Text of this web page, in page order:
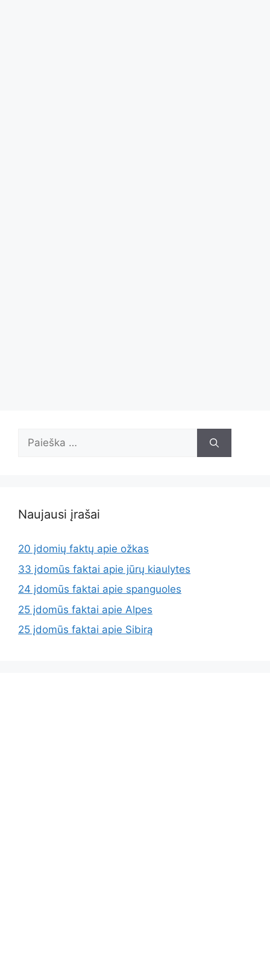
Ieškoti:
Naujausi įrašai
20 įdomių faktų apie ožkas
33 įdomūs faktai apie jūrų kiaulytes
24 įdomūs faktai apie spanguoles
25 įdomūs faktai apie Alpes
25 įdomūs faktai apie Sibirą